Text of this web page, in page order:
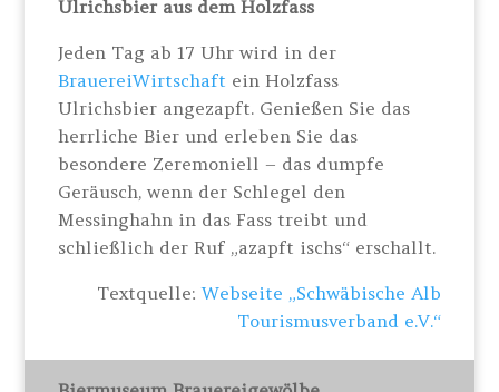
Ulrichsbier aus dem Holzfass
Jeden Tag ab 17 Uhr wird in der
BrauereiWirtschaft ein Holzfass
Ulrichsbier angezapft. Genießen Sie das
herrliche Bier und erleben Sie das
besondere Zeremoniell – das dumpfe
Geräusch, wenn der Schlegel den
Messinghahn in das Fass treibt und
schließlich der Ruf „azapft ischs“ erschallt.
Textquelle:Webseite „Schwäbische Alb
Tourismusverband e.V.“